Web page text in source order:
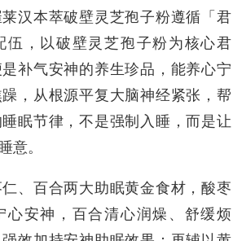
汉本萃破壁灵芝孢子粉遵循「君
伍，以破壁灵芝孢子粉为核心君
补气安神的养生珍品，能养心宁
，从根源平复大脑神经紧张，帮
眠节律，不是强制入睡，而是让
意。
、百合两大助眠黄金食材，酸枣
心安神，百合清心润燥、舒缓烦